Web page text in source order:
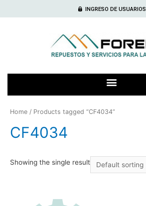
INGRESO DE USUARIOS
Home / Products tagged “CF4034”
CF4034
Showing the single result